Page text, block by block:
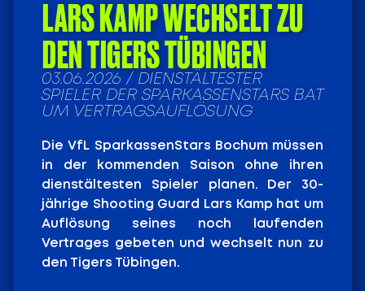
LARS KAMP WECHSELT ZU
DEN TIGERS TÜBINGEN
03.06.2026 / DIENSTÄLTESTER
SPIELER DER SPARKASSENSTARS BAT
UM VERTRAGSAUFLÖSUNG
Die VfL SparkassenStars Bochum müssen
in der kommenden Saison ohne ihren
dienstältesten Spieler planen. Der 30-
jährige Shooting Guard Lars Kamp hat um
Auflösung seines noch laufenden
Vertrages gebeten und wechselt nun zu
den Tigers Tübingen.